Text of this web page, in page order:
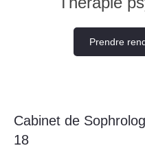
Prendre
Cabinet de
18